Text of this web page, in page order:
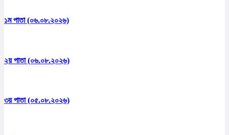
১ম পাতা (০৬.০৮.২০২৬)
২য় পাতা (০৬.০৮.২০২৬)
৩য় পাতা (০৫.০৮.২০২৬)